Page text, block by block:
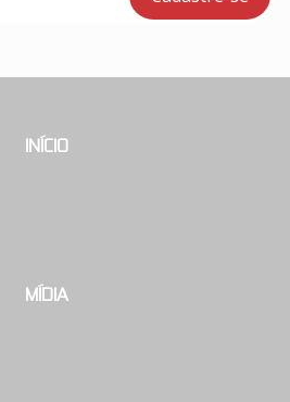
INÍCIO
MÍDIA